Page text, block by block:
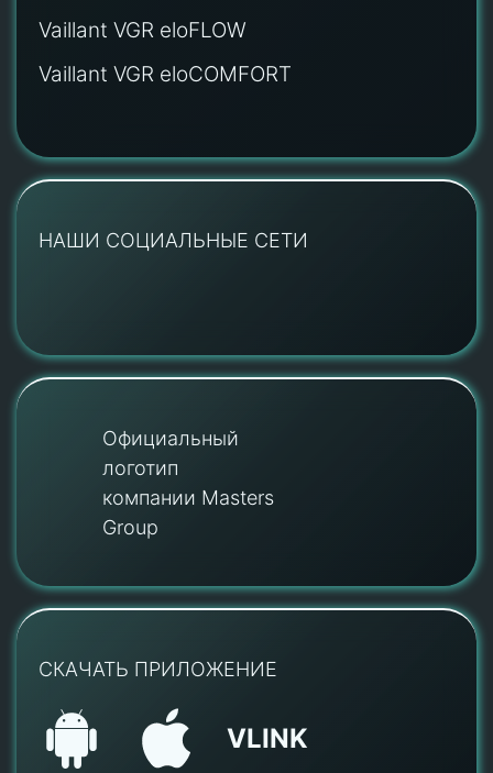
Vaillant VGR eloFLOW
Vaillant VGR eloCOMFORT
НАШИ СОЦИАЛЬНЫЕ СЕТИ
Официальный
логотип
компании Masters
Group
СКАЧАТЬ ПРИЛОЖЕНИЕ
VLINK